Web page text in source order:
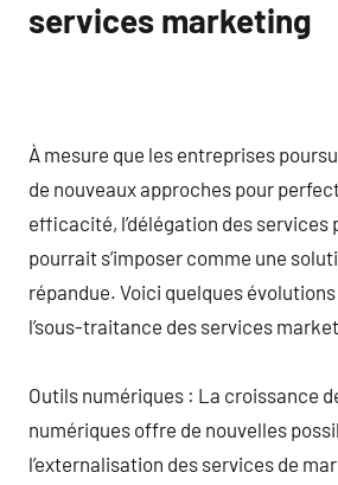
services marketing
À mesure que les entreprises
de nouveaux approches pour
efficacité, l’délégation des services
pourrait s’imposer comme une
répandue. Voici quelques
l’sous-traitance des services
Outils numériques : La croissance
numériques offre de nouvelles
l’externalisation des services de